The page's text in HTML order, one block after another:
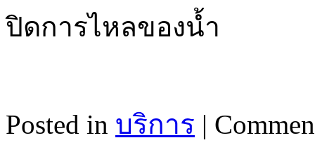
ปิดการไหลของน้ำ
Posted in บริการ |